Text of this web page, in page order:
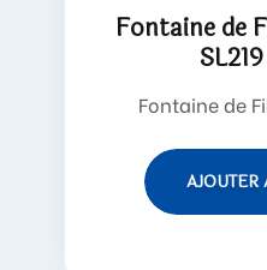
Fontaine de
Fontaine de